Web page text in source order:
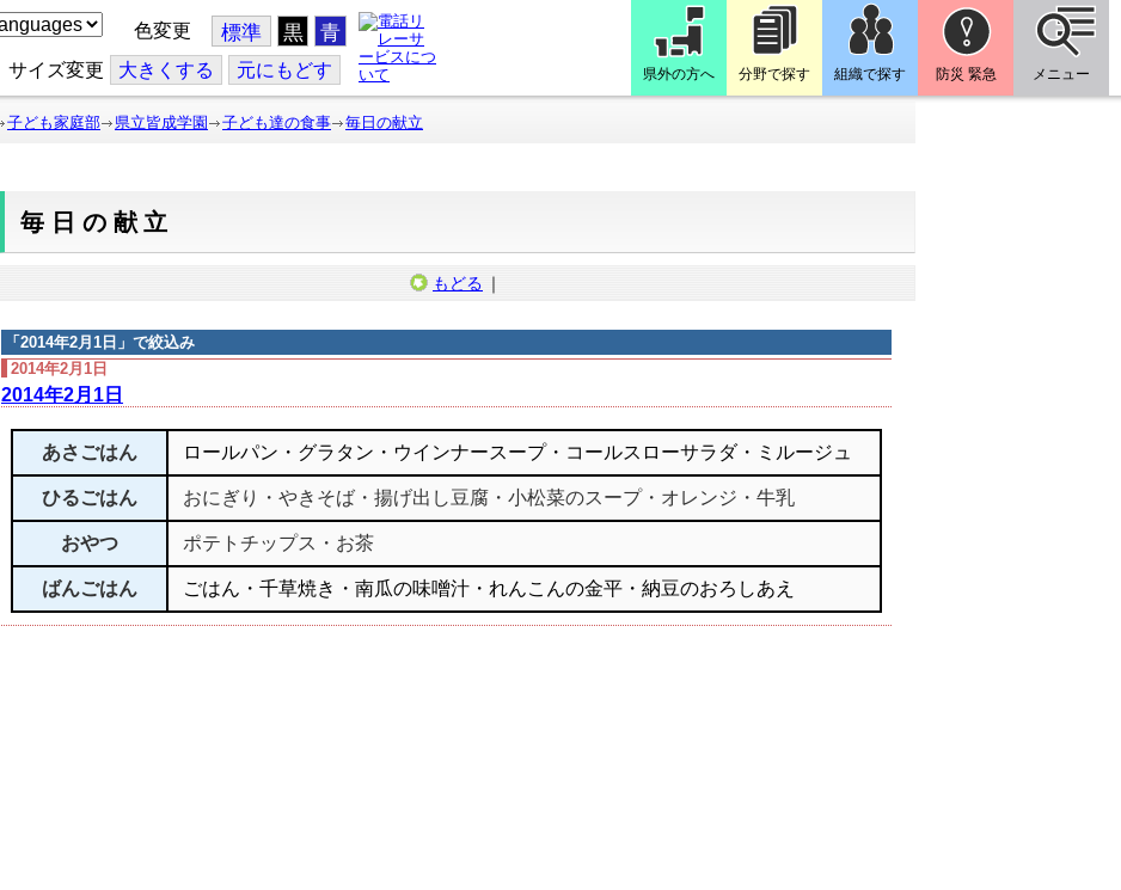
色変更 標準 黒 青
サイズ変更 大きくする 元にもどす 県外の方へ 分野で探す 組織で探す 防災 緊急 メニュー
子ども家庭部 県立皆成学園 子ども達の食事 毎日の献立
毎日の献立
もどる ｜
「 2014年2月1日 」で絞込み
2014年2月1日
2014年2月1日
あさごはん ロールパン・グラタン・ウインナースープ・コールスローサラダ・ミルージュ
ひるごはん おにぎり・やきそば・揚げ出し豆腐・小松菜のスープ・オレンジ・牛乳
おやつ ポテトチップス・お茶
ばんごはん ごはん・千草焼き・南瓜の味噌汁・れんこんの金平・納豆のおろしあえ